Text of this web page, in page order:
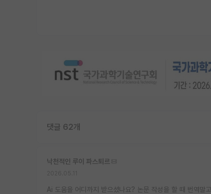
댓글 62개
낙천적인 루이 파스퇴르
Ai 도움을 어디까지 받으셨나요? 논문 작성을 할 때 번역말